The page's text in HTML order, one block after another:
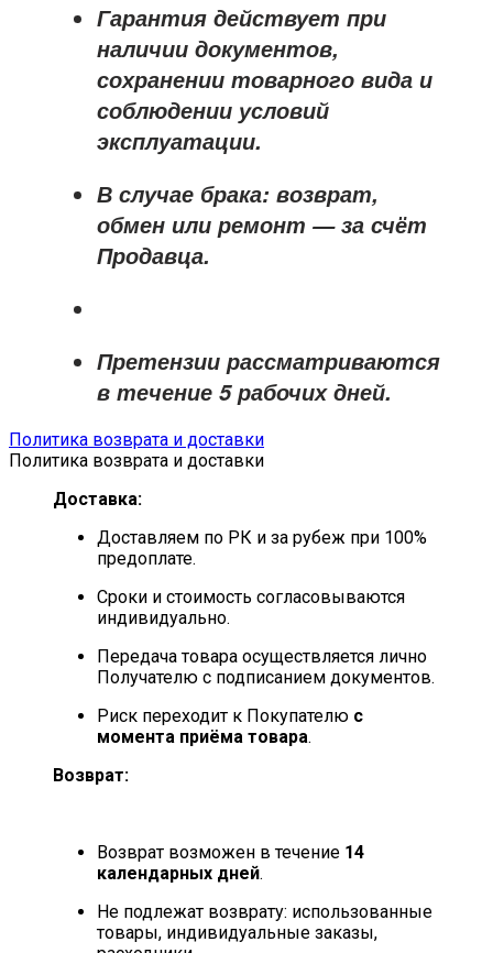
Гарантия действует при
наличии документов,
сохранении товарного вида и
соблюдении условий
эксплуатации.
В случае брака: возврат,
обмен или ремонт —за счёт
Продавца.
Претензии рассматриваются
в течение 5 рабочих дней.
Политика возврата и доставки
Политика возврата и доставки
Доставка:
Доставляем по РК и за рубеж при 100%
предоплате.
Сроки и стоимость согласовываются
индивидуально.
Передача товара осуществляется лично
Получателю с подписанием документов.
Риск переходит к Покупателю с
момента приёма товара.
Возврат:
Возврат возможен в течение 14
календарных дней.
Не подлежат возврату: использованные
товары, индивидуальные заказы,